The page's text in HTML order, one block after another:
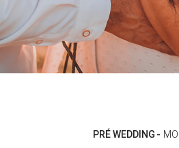
PRÉ WEDDING